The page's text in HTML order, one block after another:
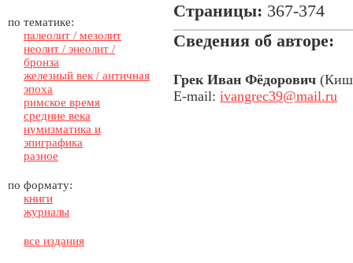
по тематике:
палеолит / мезолит
неолит / энеолит /
бронза
железный век / античная
эпоха
римское время
средние века
нумизматика и
эпиграфика
разное
по формату:
книги
журналы
все издания
Страницы: 367-374
Сведения об авторе:
Грек Иван Фёдорович
E-mail: ivangrec39@mail.ru